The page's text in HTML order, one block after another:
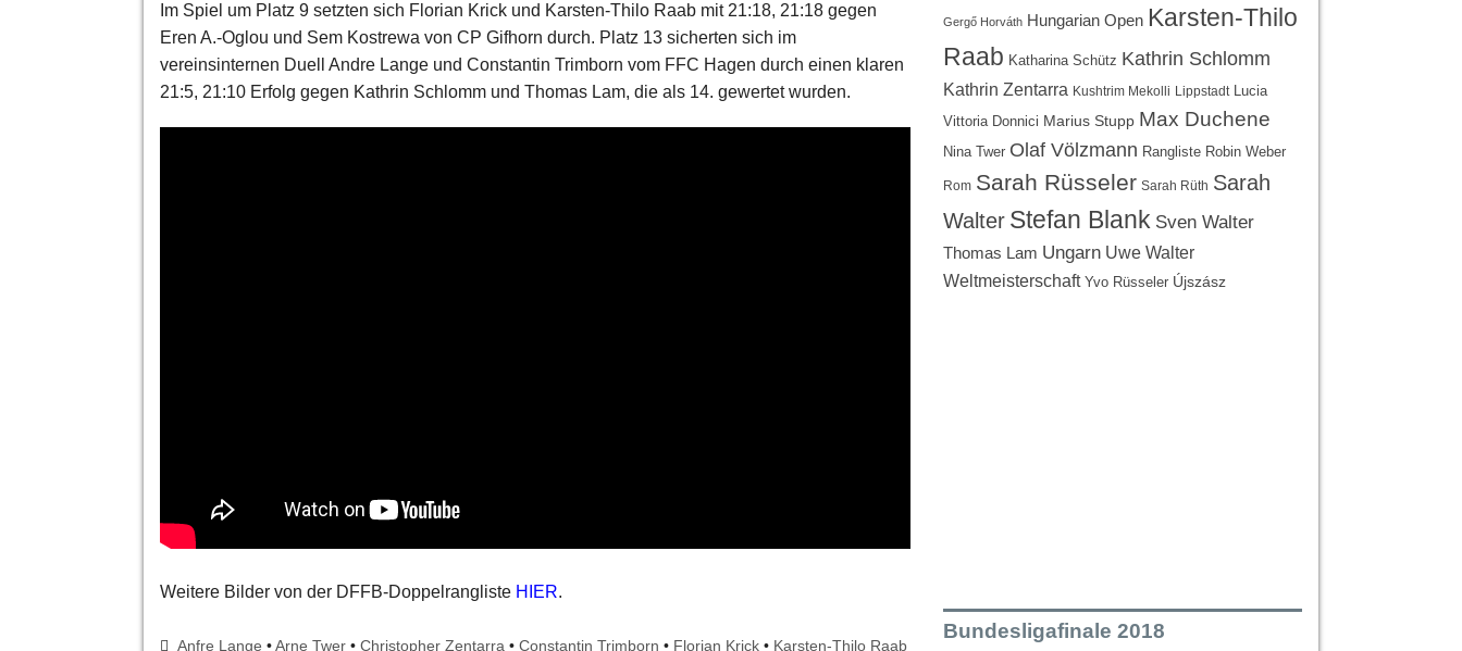
Im Spiel um Platz 9 setzten sich Florian Krick und Karsten-Thilo Raab mit 21:18, 21:18 gegen
Eren A.-Oglou und Sem Kostrewa von CP Gifhorn durch. Platz 13 sicherten sich im
vereinsinternen Duell Andre Lange und Constantin Trimborn vom FFC Hagen durch einen klaren
21:5, 21:10 Erfolg gegen Kathrin Schlomm und Thomas Lam, die als 14. gewertet wurden.
Weitere Bilder von der DFFB-Doppelrangliste HIER.
Anfre Lange •Arne Twer •Christopher Zentarra •Constantin Trimborn • Florian Krick • Karsten-Thilo Raab
Gergő Horváth Hungarian Open Karsten-Thilo
Raab Katharina Schütz Kathrin Schlomm
Kathrin Zentarra Kushtrim Mekolli Lippstadt
Lucia
Vittoria Donnici Marius Stupp Max Duchene
Nina Twer Olaf Völzmann Rangliste Robin Weber
Rom Sarah Rüsseler Sarah Rüth Sarah
Walter Stefan Blank Sven Walter
Thomas Lam Ungarn Uwe Walter
Weltmeisterschaft Yvo Rüsseler Újszász
Bundesligafinale 2018